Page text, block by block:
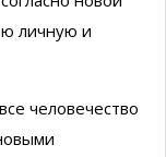
личную и
человечество